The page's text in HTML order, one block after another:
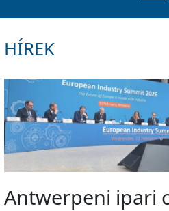
HÍREK
Antwerpeni ipari